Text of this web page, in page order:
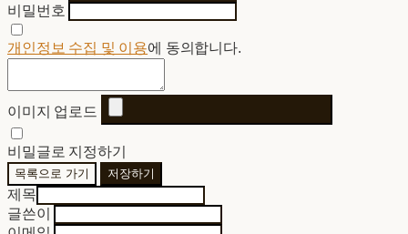
비밀번호
개인정보 수집 및 이용에 동의합니다.
이미지 업로드
비밀글로 지정하기
목록으로 가기 저장하기
제목
글쓴이